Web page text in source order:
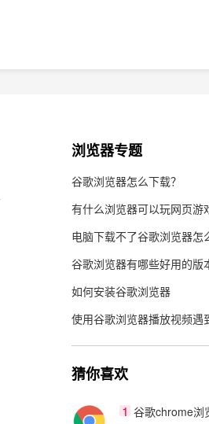
浏览器专题
谷歌浏览器怎么下载？
有什么浏览器可以玩网页游
电脑下载不了谷歌浏览器怎
谷歌浏览器有哪些好用的版
如何安装谷歌浏览器
猜你喜欢
1 谷歌chrome浏